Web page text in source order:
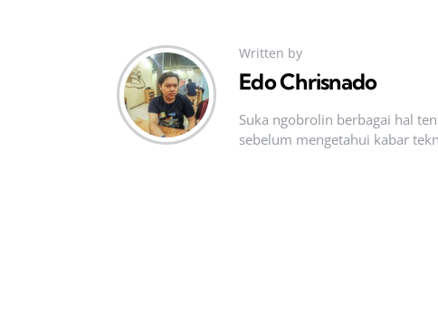
Written by
Edo Chrisnado
Suka ngobrolin berbagai hal
sebelum mengetahui kabar